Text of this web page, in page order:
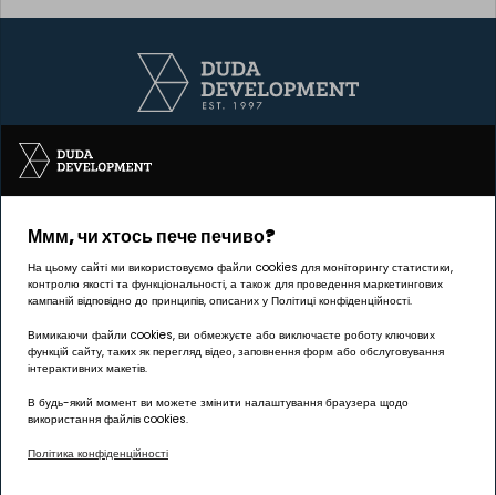
Ммм, чи хтось пече печиво?
На цьому сайті ми використовуємо файли cookies для моніторингу статистики,
контролю якості та функціональності, а також для проведення маркетингових
кампаній відповідно до принципів, описаних у Політиці конфіденційності.
Вимикаючи файли cookies, ви обмежуєте або виключаєте роботу ключових
функцій сайту, таких як перегляд відео, заповнення форм або обслуговування
інтерактивних макетів.
В будь-який момент ви можете змінити налаштування браузера щодо
використання файлів cookies.
Політика конфіденційності
Інвестицію реалізує компанія Pułaskiego 19 sp. z o.o.
вул. Палача 144, 60-278 Познань
Графік роботи:
понеділок – п’ятниця: 8:00 – 17:00